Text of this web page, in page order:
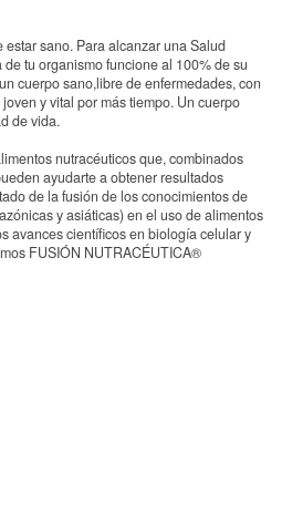
sano. Para alcanzar una Salud
tu organismo funcione al 100% de su
cuerpo sano,libre de enfermedades, con
y vital por más tiempo. Un cuerpo
de vida.
nutracéuticos que, combinados
ayudarte a obtener resultados
de la fusión de los conocimientos de
y asiáticas) en el uso de alimentos
avances científicos en biología celular y
FUSIÓN NUTRACÉUTICA®